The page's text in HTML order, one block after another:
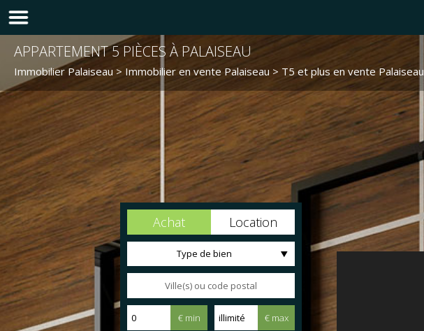
APPARTEMENT 5 PIÈCES À PALAISEAU
Immobilier Palaiseau > Immobilier en vente Palaiseau > T5 et plus en vente Palaiseau
Achat Location
Type de bien
€ min € max